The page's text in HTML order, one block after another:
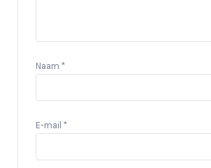
Naam *
E-mail *